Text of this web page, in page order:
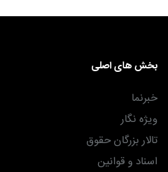
بخش های اصلی
خبرنما
ویژه نگار
تالار بزرگان حقوق
اسناد و قوانین